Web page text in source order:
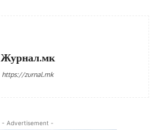
Журнал.мк
https://zurnal.mk
- Advertisement -